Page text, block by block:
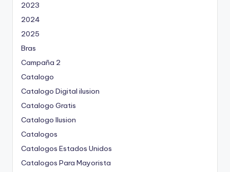
2023
2024
2025
Bras
Campaña 2
Catalogo
Catalogo Digital ilusion
Catalogo Gratis
Catalogo Ilusion
Catalogos
Catalogos Estados Unidos
Catalogos Para Mayorista